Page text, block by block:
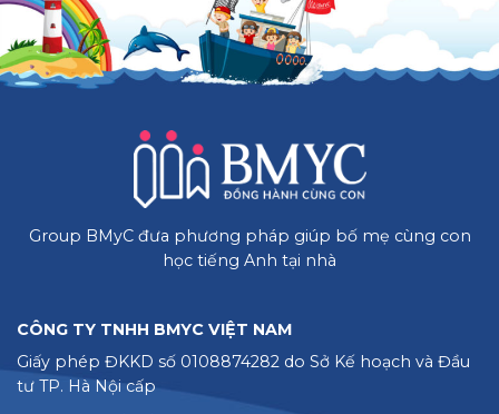
Group BMyC đưa phương pháp giúp bố mẹ cùng con
học tiếng Anh tại nhà
CÔNG TY TNHH BMYC VIỆT NAM
Giấy phép ĐKKD số 0108874282 do Sở Kế hoạch và Đầu
tư TP. Hà Nội cấp